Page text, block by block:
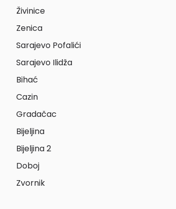
Živinice
Zenica
Sarajevo Pofalići
Sarajevo Ilidža
Bihać
Cazin
Gradačac
Bijeljina
Bijeljina 2
Doboj
Zvornik